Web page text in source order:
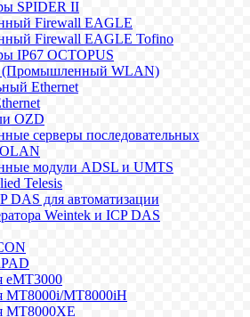
SPIDER II
Firewall EAGLE
Firewall EAGLE Tofino
IP67 OCTOPUS
(Промышленный WLAN)
Ethernet
OZD
серверы последовательных
модули ADSL и UMTS
Telesis
DAS для автоматизации
Weintek и ICP DAS
eMT3000
MT8000i/MT8000iH
MT8000XE